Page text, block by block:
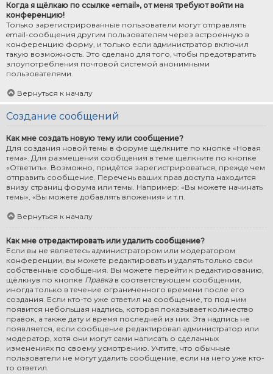
Когда я щёлкаю по ссылке «email», от меня требуют войти на
конференцию!
Только зарегистрированные пользователи могут отправлять
email-сообщения другим пользователям через встроенную в
конференцию форму, и только если администратор включил
такую возможность. Это сделано для того, чтобы предотвратить
злоупотребления почтовой системой анонимными
пользователями.
Вернуться к началу
Создание сообщений
Как мне создать новую тему или сообщение?
Для создания новой темы в форуме щёлкните по кнопке «Новая
тема». Для размещения сообщения в теме щёлкните по кнопке
«Ответить». Возможно, придётся зарегистрироваться, прежде чем
отправить сообщение. Перечень ваших прав доступа находится
внизу страниц форума или темы. Например: «Вы можете начинать
темы», «Вы можете добавлять вложения» и т.п.
Вернуться к началу
Как мне отредактировать или удалить сообщение?
Если вы не являетесь администратором или модератором
конференции, вы можете редактировать и удалять только свои
собственные сообщения. Вы можете перейти к редактированию,
щёлкнув по кнопке Правка в соответствующем сообщении,
иногда только в течение ограниченного времени после его
создания. Если кто-то уже ответил на сообщение, то под ним
появится небольшая надпись, которая показывает количество
правок, а также дату и время последней из них. Эта надпись не
появляется, если сообщение редактировал администратор или
модератор, хотя они могут сами написать о сделанных
изменениях по своему усмотрению. Учтите, что обычные
пользователи не могут удалить сообщение, если на него уже кто-
то ответил.